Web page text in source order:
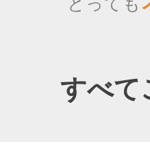
すべて